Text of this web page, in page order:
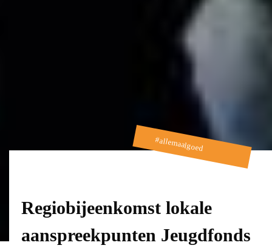
#allemaalgoed
Regiobijeenkomst lokale
aanspreekpunten Jeugdfonds